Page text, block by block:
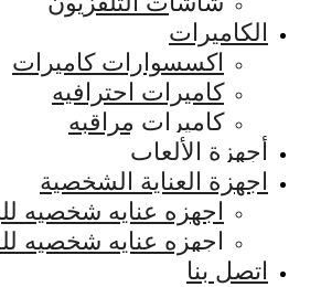
الكاميرات
اكسسوارات كاميرات
كاميرات احترافيه
كاميرات مراقبه
أجهزة الألعاب
اجهزة العناية الشخصية
اجهزه عنايه شخصيه
اجهزه عنايه شخصيه
اتصل بنا